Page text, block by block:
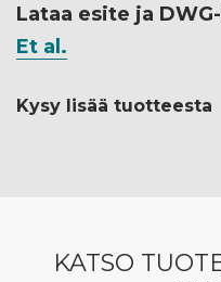
Lataa esite ja
Et al.
Kysy lisää tuotteesta
KATSO